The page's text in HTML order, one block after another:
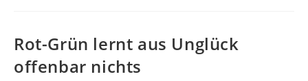
Rot-Grün lernt aus Unglück
offenbar nichts